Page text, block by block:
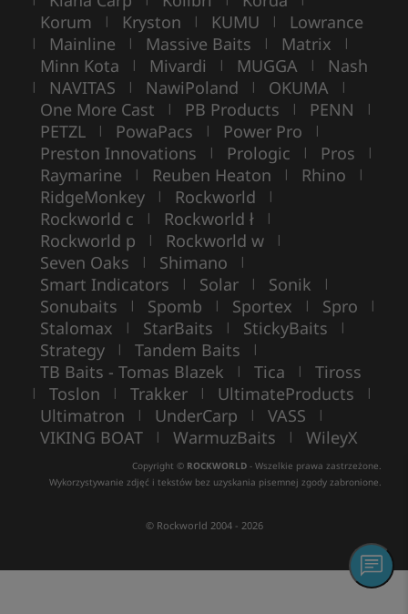
Korum | Kryston | KUMU | Lowrance
| Mainline | Massive Baits | Matrix |
Minn Kota | Mivardi | MUGGA | Nash
| NAVITAS | NawiPoland | OKUMA |
One More Cast | PB Products | PENN |
PETZL | PowaPacs | Power Pro |
Preston Innovations | Prologic | Pros |
Raymarine | Reuben Heaton | Rhino |
RidgeMonkey | Rockworld |
Rockworld c | Rockworld ł |
Rockworld p | Rockworld w |
Seven Oaks | Shimano |
Smart Indicators | Solar | Sonik |
Sonubaits | Spomb | Sportex | Spro |
Stalomax | StarBaits | StickyBaits |
Strategy | Tandem Baits |
TB Baits - Tomas Blazek | Tica | Tiross
| Toslon | Trakker | UltimateProducts |
Ultimatron | UnderCarp | VASS |
VIKING BOAT | WarmuzBaits | WileyX
Copyright © ROCKWORLD - Wszelkie prawa zastrzeżone.
Wykorzystywanie zdjęć i tekstów bez uzyskania pisemnej zgody zabronione.
© Rockworld 2004 - 2026